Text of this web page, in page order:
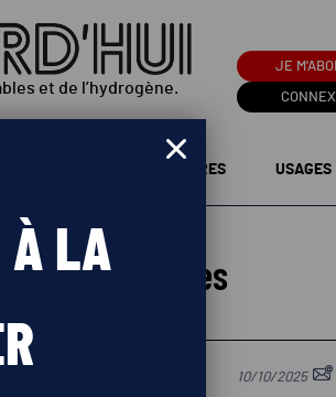
et de l’hydrogène.
JE
TERRITOIRES USAGES
vertes
10/10/2025
À LA